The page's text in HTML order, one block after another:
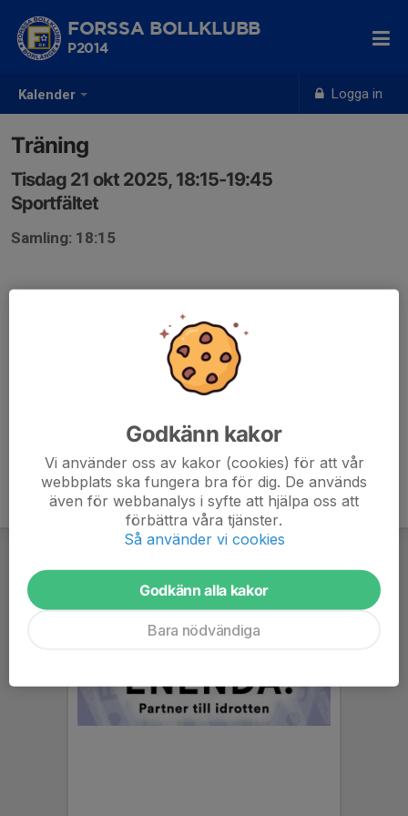
Kalender Logga in
FORSSA BOLLKLUBB
P2014
Träning
Tisdag 21 okt 2025, 18:15-19:45
Sportfältet
Samling: 18:15
Godkänn kakor
Vi använder oss av kakor (cookies) för att vår
webbplats ska fungera bra för dig. De används
även för webbanalys i syfte att hjälpa oss att
förbättra våra tjänster.
Så använder vi cookies
Godkänn alla kakor
Bara nödvändiga